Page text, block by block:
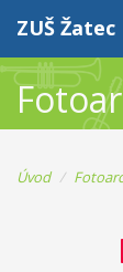
ZUŠ Žatec
Úvod